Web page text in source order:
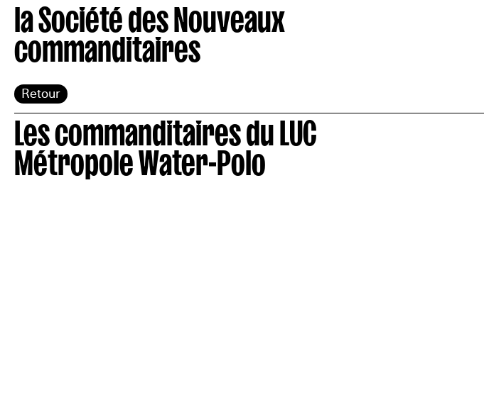
la Société des Nouveaux
commanditaires
Retour
Les commanditaires du LUC
Métropole Water-Polo